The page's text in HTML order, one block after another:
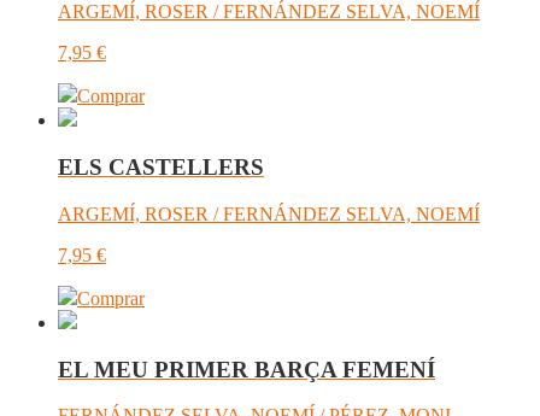
ARGEMÍ, ROSER / FERNÁNDEZ SELVA, NOEMÍ
7,95 €
Comprar
ELS CASTELLERS
ARGEMÍ, ROSER / FERNÁNDEZ SELVA, NOEMÍ
7,95 €
Comprar
EL MEU PRIMER BARÇA FEMENÍ